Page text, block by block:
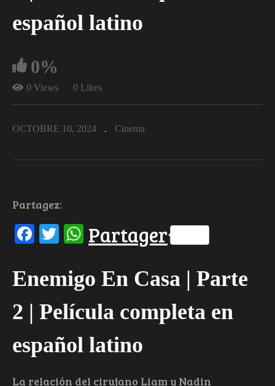
español latino
0%
0 Views 0 Likes
OCTOBRE 10, 2024 Cinema
Partagez:
Facebook
Twitter
WhatsApp
Partager
Enemigo En Casa | Parte
2 | Película completa en
español latino
La relación del cirujano Liam y Nadin